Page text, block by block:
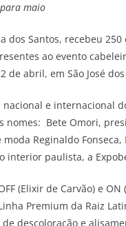
maio
dos Santos, recebeu
ao evento
abril, em São José
e internacional
nomes: Bete Omori,
Reginaldo
interior paulista, a
(Elixir de Carvão) e
Premium da Raiz
descoloração e